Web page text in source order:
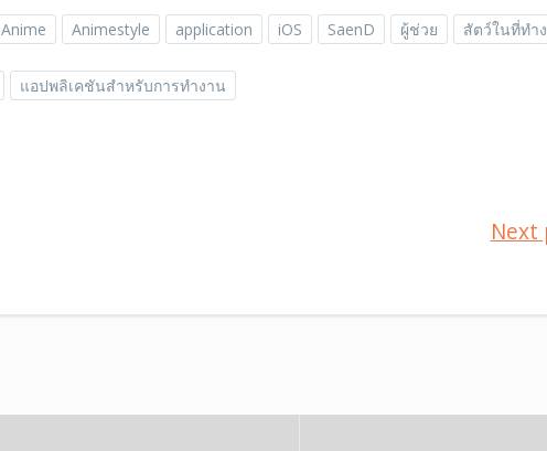
Anime Animestyle application iOS SaenD ผู้ช่วย สัตว์ในที่ทำ
แอปพลิเคชันสำหรับการทำงาน
เรื่อง
Next